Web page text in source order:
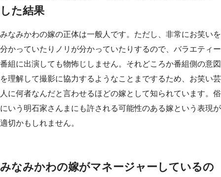
した結果
みなみかわの嫁の正体は一般人です。ただし、非常にお笑いを
分かっていたりノリが分かっていたりするので、バラエティー
番組に出演しても物怖じしません。それどころか番組側の意図
を理解して撮影に協力するようなことまでするため、お笑い芸
人に何者なんだと言わせるほどの嫁として知られています。俗
にいう明石家さんまにも許される可能性のある嫁という表現が
適切かもしれません。
みなみかわの嫁がマネージャーしているの